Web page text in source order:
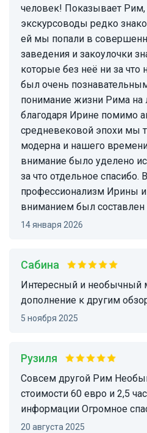
человек! Показывает
экскурсоводы редко
ей мы попали в
заведения и закоулочки
которые без неё ни за
был очень
понимание жизни Рима на
благодаря Ирине помимо
средневековой эпохи мы
модерна и нашего
внимание было уделено
за что отдельное
профессионализм Ирины и
вниманием был
14 января 2026
Сабина
Интересный и необычный маршрут, как
дополнение к другим
5 ноября 2025
Рузиля
Совсем другой Рим Необыкновенное сочетание
стоимости 60 евро и 2,5
информации Огромное
20 августа 2025